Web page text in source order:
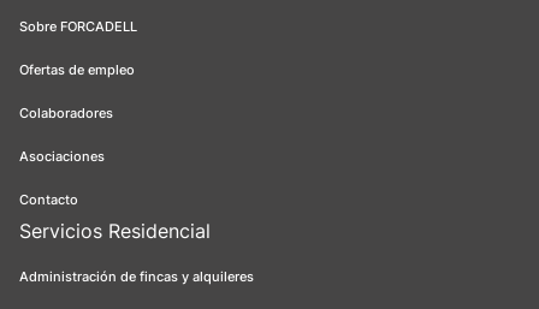
Sobre FORCADELL
Ofertas de empleo
Colaboradores
Asociaciones
Contacto
Servicios Residencial
Administración de fincas y alquileres